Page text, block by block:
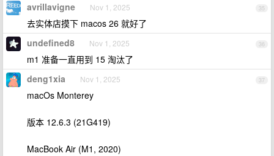
35
avrillavigne Nov 1, 2025
去实体店摸下 macos 26 就好了
36
undefined8 Nov 1, 2025
m1 准备一直用到 15 淘汰了
37
deng1xia Nov 1, 2025
macOs Monterey
版本 12.6.3 (21G419)
MacBook Air (M1, 2020)